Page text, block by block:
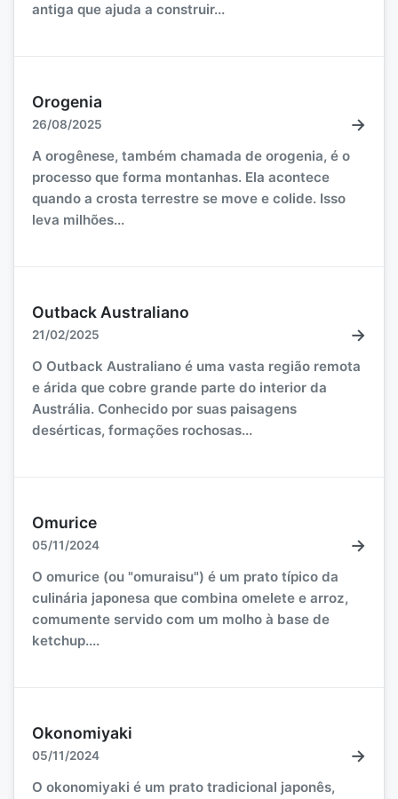
antiga que ajuda a construir...
Orogenia
26/08/2025 →
A orogênese, também chamada de orogenia, é o
processo que forma montanhas. Ela acontece
quando a crosta terrestre se move e colide. Isso
leva milhões...
Outback Australiano
21/02/2025 →
O Outback Australiano é uma vasta região remota
e árida que cobre grande parte do interior da
Austrália. Conhecido por suas paisagens
desérticas, formações rochosas...
Omurice
05/11/2024 →
O omurice (ou "omuraisu") é um prato típico da
culinária japonesa que combina omelete e arroz,
comumente servido com um molho à base de
ketchup....
Okonomiyaki
05/11/2024 →
O okonomiyaki é um prato tradicional japonês,